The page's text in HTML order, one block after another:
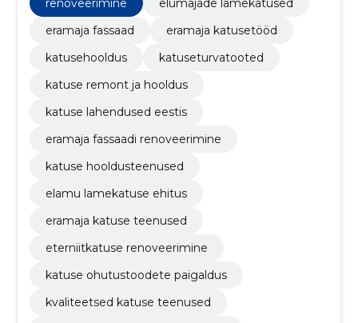
renoveerimine
elumajade lamekatused
eramaja fassaad
eramaja katusetööd
katusehooldus
katuseturvatooted
katuse remont ja hooldus
katuse lahendused eestis
eramaja fassaadi renoveerimine
katuse hooldusteenused
elamu lamekatuse ehitus
eramaja katuse teenused
eterniitkatuse renoveerimine
katuse ohutustoodete paigaldus
kvaliteetsed katuse teenused